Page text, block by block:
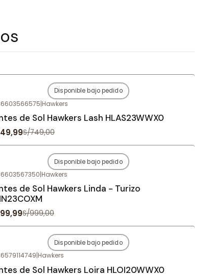
Agotado
Disponible bajo pedido
|Hawkers
de Sol Hawkers Lash HLAS23WWX0
S/749,00
Agotado
Disponible bajo pedido
|Hawkers
de Sol Hawkers Linda - Turizo
S/999,00
Agotado
Disponible bajo pedido
|Hawkers
de Sol Hawkers Loira HLOI20WWX0